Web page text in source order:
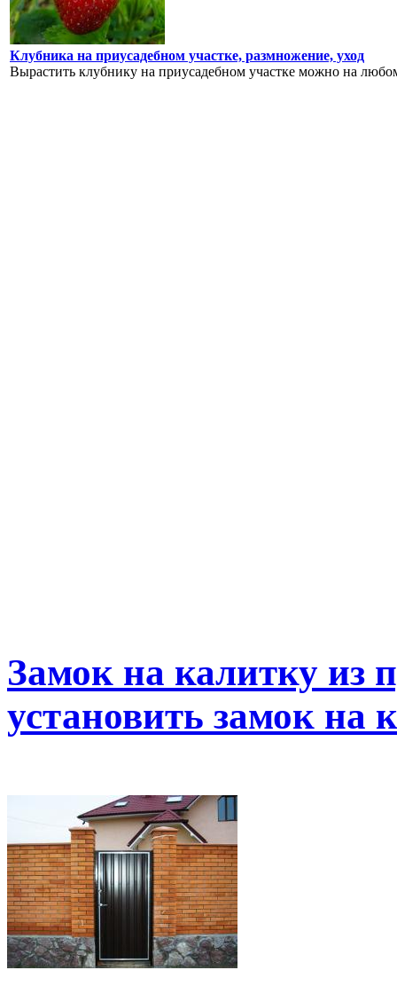
Клубника на приусадебном участке, размножение, уход
Вырастить клубнику на приусадебном участке можно на
Замок на калитку из
установить замок на